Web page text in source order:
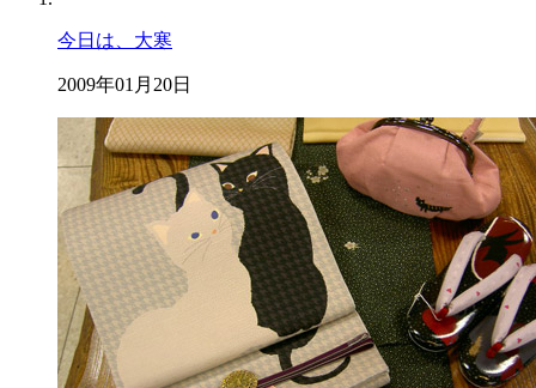
今日は、大寒
2009年01月20日